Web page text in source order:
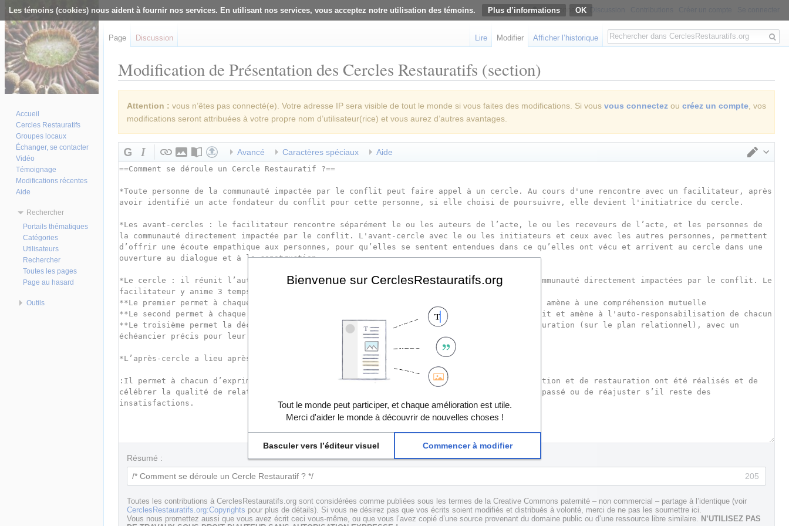
Les témoins (cookies) nous aident à fournir nos services. En utilisant nos services, vous acceptez notre utilisation des témoins. Plus d’informations
Modification de Présentation des Cercles Restauratifs (section)
Attention : vous n’êtes pas connecté(e). Votre adresse IP sera visible de tout le monde si vous faites des modifications. Si vous vous connectez ou créez un compte, vos
modifications seront attribuées à votre propre nom d’utilisateur(rice) et vous aurez d’autres avantages.
Avancé Caractères spéciaux Aide
Résumé :
205
Toutes les contributions à CerclesRestauratifs.org sont considérées comme publiées sous les termes de la Creative Commons paternité – non commercial – partage à l’identique (voir
CerclesRestauratifs.org:Copyrights pour plus de détails). Si vous ne désirez pas que vos écrits soient modifiés et distribués à volonté, merci de ne pas les soumettre ici.
Vous nous promettez aussi que vous avez écrit ceci vous-même, ou que vous l’avez copié d’une source provenant du domaine public ou d’une ressource libre similaire. N’UTILISEZ PAS
Non connecté
Page Discussion Lire Modifier Afficher l’historique
Rechercher
Accueil
Cercles Restauratifs
Groupes locaux
Échanger, se contacter
Vidéo
Témoignage
Modifications récentes
Aide
Rechercher
Portails thématiques
Catégories
Utilisateurs
Rechercher
Toutes les pages
Page au hasard
Outils
Bienvenue sur CerclesRestauratifs.org
Tout le monde peut participer, et chaque amélioration est utile.
Merci d'aider le monde à découvrir de nouvelles choses !
Basculer vers l’éditeur visuel Commencer à modifier